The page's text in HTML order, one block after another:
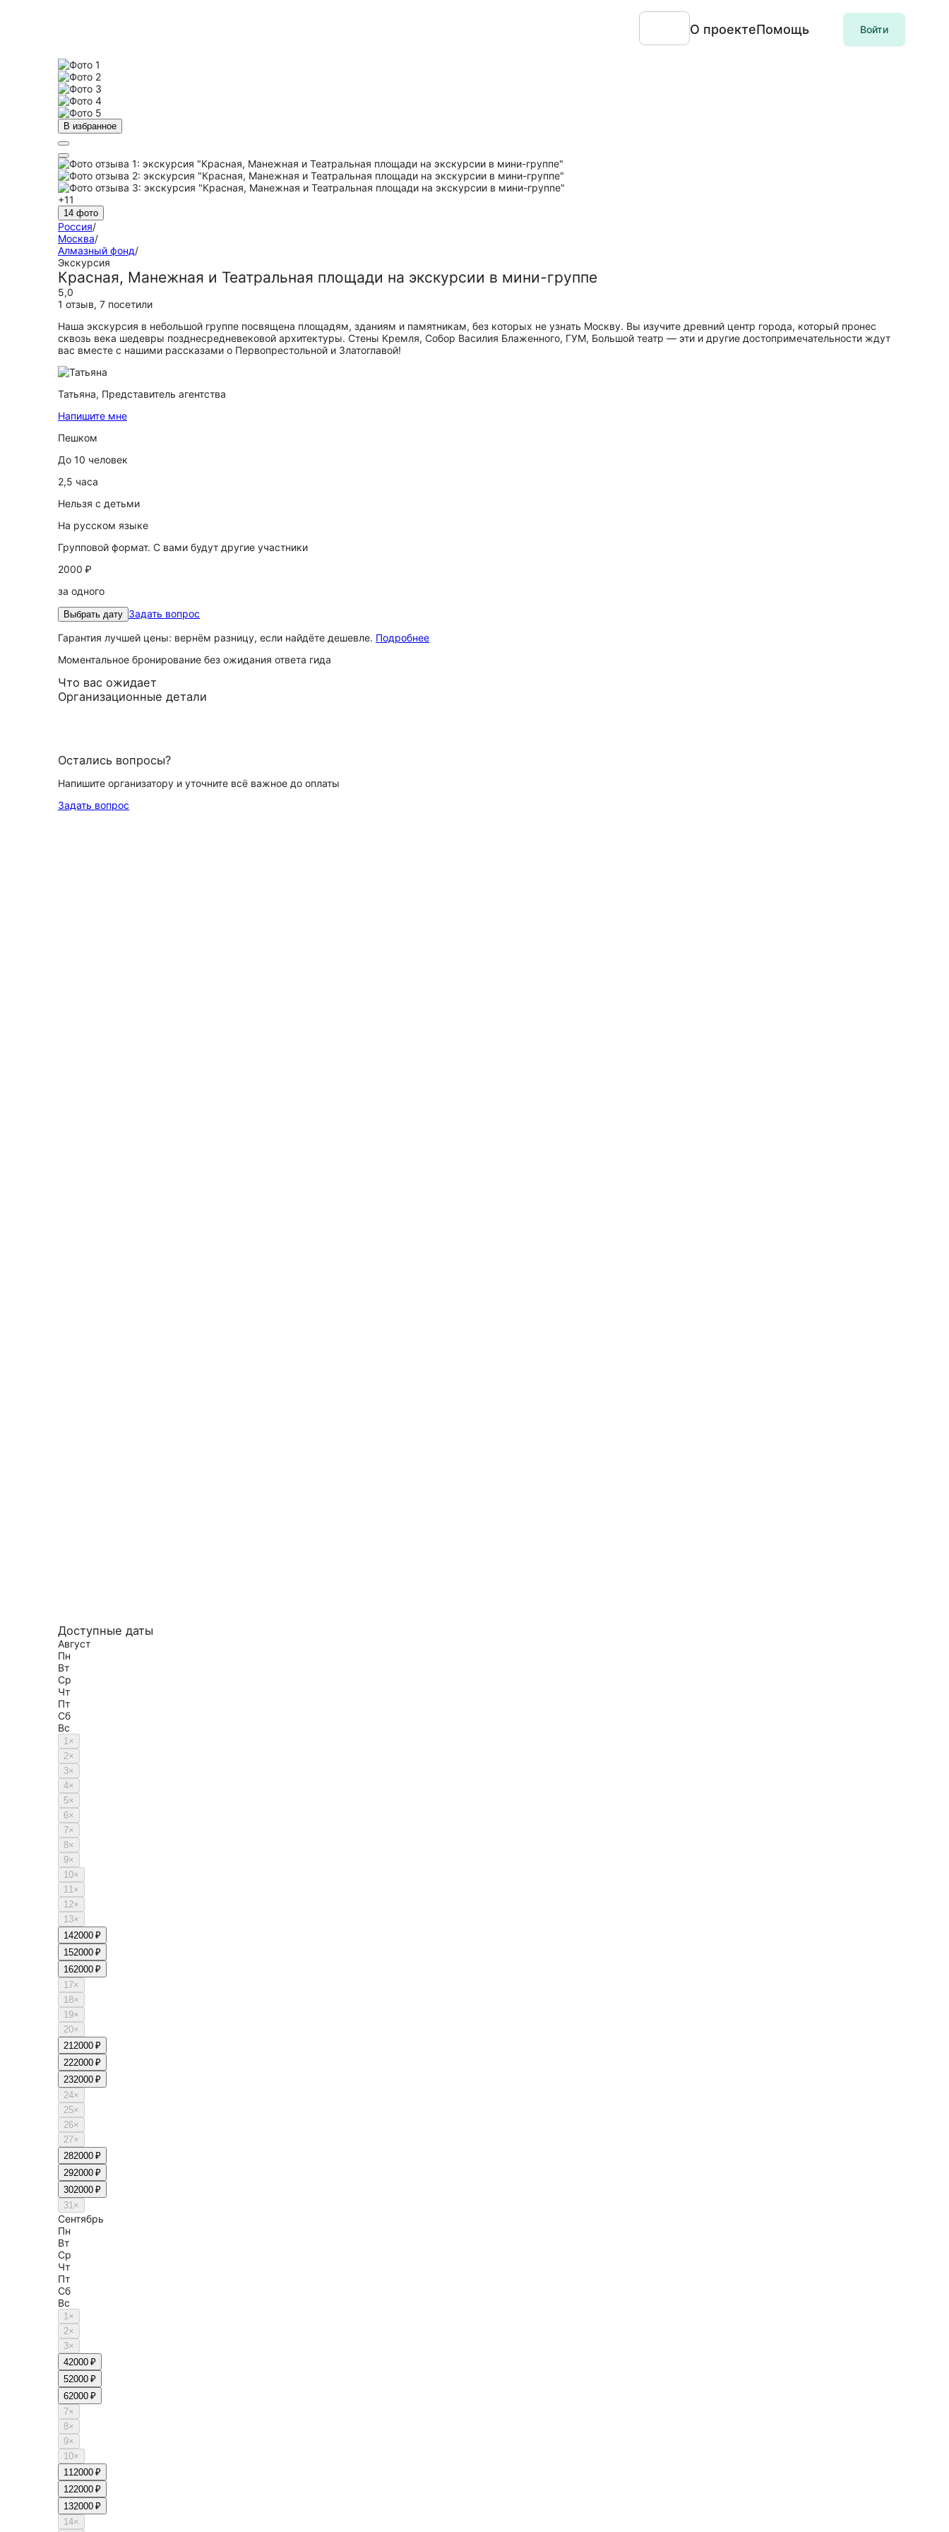
О проектеПомощь Войти
В избранное
+11
14 фото
Россия/
Москва/
Алмазный фонд/
Экскурсия
Красная, Манежная и Театральная площади на экскурсии в мини-группе
5,0
1 отзыв, 7 посетили
Наша экскурсия в небольшой группе посвящена площадям, зданиям и памятникам, без которых не узнать Москву. Вы изучите древний центр города, который пронес
сквозь века шедевры позднесредневековой архитектуры. Стены Кремля, Собор Василия Блаженного, ГУМ, Большой театр — эти и другие достопримечательности ждут
вас вместе с нашими рассказами о Первопрестольной и Златоглавой!
Татьяна, Представитель агентства
Напишите мне
Пешком
До 10 человек
2,5 часа
Нельзя с детьми
На русском языке
Групповой формат. С вами будут другие участники
2000 ₽
за одного
Выбрать дату Задать вопрос
Гарантия лучшей цены: вернём разницу, если найдёте дешевле. Подробнее
Моментальное бронирование без ожидания ответа гида
Что вас ожидает
Организационные детали
Остались вопросы?
Напишите организатору и уточните всё важное до оплаты
Задать вопрос
Доступные даты
Август
Пн
Вт
Ср
Чт
Пт
Сб
Вс
1×
2×
3×
4×
5×
6×
7×
8×
9×
10×
11×
12×
13×
142000 ₽
152000 ₽
162000 ₽
17×
18×
19×
20×
212000 ₽
222000 ₽
232000 ₽
24×
25×
26×
27×
282000 ₽
292000 ₽
302000 ₽
31×
Сентябрь
Пн
Вт
Ср
Чт
Пт
Сб
Вс
1×
2×
3×
42000 ₽
52000 ₽
62000 ₽
7×
8×
9×
10×
112000 ₽
122000 ₽
132000 ₽
14×